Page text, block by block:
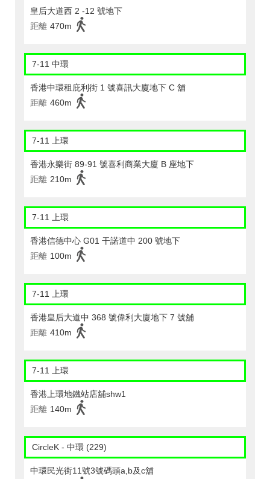
皇后大道西 2 -12 號地下
距離 470m
7-11 中環
香港中環租庇利街 1 號喜訊大廈地下 C 舖
距離 460m
7-11 上環
香港永樂街 89-91 號喜利商業大廈 B 座地下
距離 210m
7-11 上環
香港信德中心 G01 干諾道中 200 號地下
距離 100m
7-11 上環
香港皇后大道中 368 號偉利大廈地下 7 號舖
距離 410m
7-11 上環
香港上環地鐵站店舖shw1
距離 140m
CircleK - 中環 (229)
中環民光街11號3號碼頭a,b及c舖